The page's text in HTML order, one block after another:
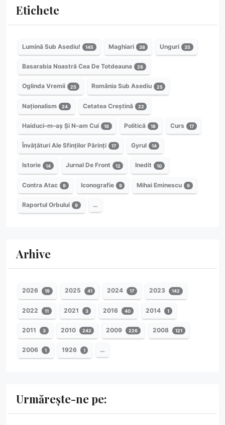
Etichete
Lumină Sub Asediu! 145 Maghiari 38 Unguri 35
Basarabia Noastră Cea De Totdeauna 28
Oglinda Vremii 25 România Sub Asediu 25
Naționalism 24 Cetatea Creștină 22
Haiduci–m–aș Și N–am Cui 18 Politică 18 Curs 17
Învățături Ale Sfinților Părinți 17 Gyrul 14
Istorie 14 Jurnal De Front 12 Inedit 10
Contra Atac 9 Iconografie 9 Mihai Eminescu 9
Raportul Orbului 9 …
Arhive
2026 19 2025 41 2024 17 2023 142
2022 11 2021 3 2016 40 2014 1
2011 3 2010 242 2009 226 2008 121
2006 1 1926 1 …
Urmărește-ne pe: